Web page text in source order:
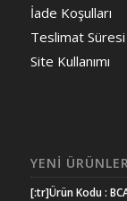
İade Koşulları
Teslimat Süresi
Site Kullanımı
YENI
[:tr]Ürün Kodu :